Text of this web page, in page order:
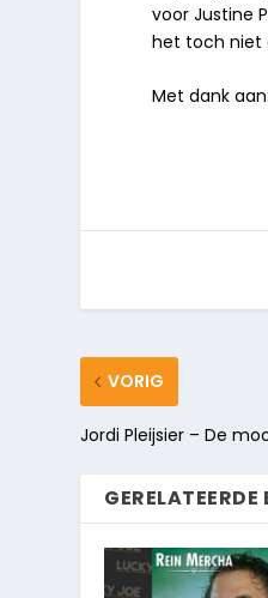
voor Justine
het toch niet
Met dank
VORIG
Jordi Pleijsier – De